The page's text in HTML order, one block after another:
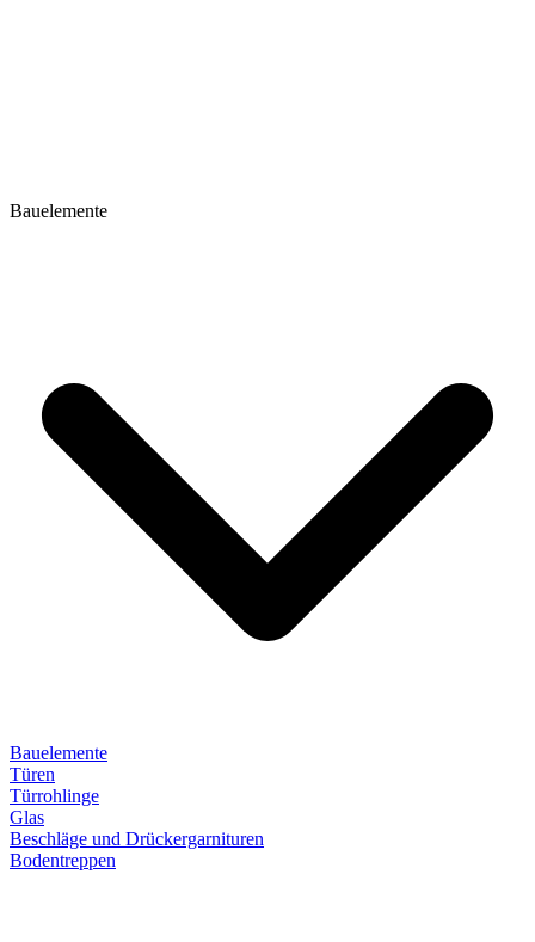
Bauelemente
Bauelemente
Türen
Türrohlinge
Glas
Beschläge und Drückergarnituren
Bodentreppen